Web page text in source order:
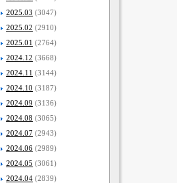
2025.03 (3047)
2025.02 (2910)
2025.01 (2764)
2024.12 (3668)
2024.11 (3144)
2024.10 (3187)
2024.09 (3136)
2024.08 (3065)
2024.07 (2943)
2024.06 (2989)
2024.05 (3061)
2024.04 (2839)